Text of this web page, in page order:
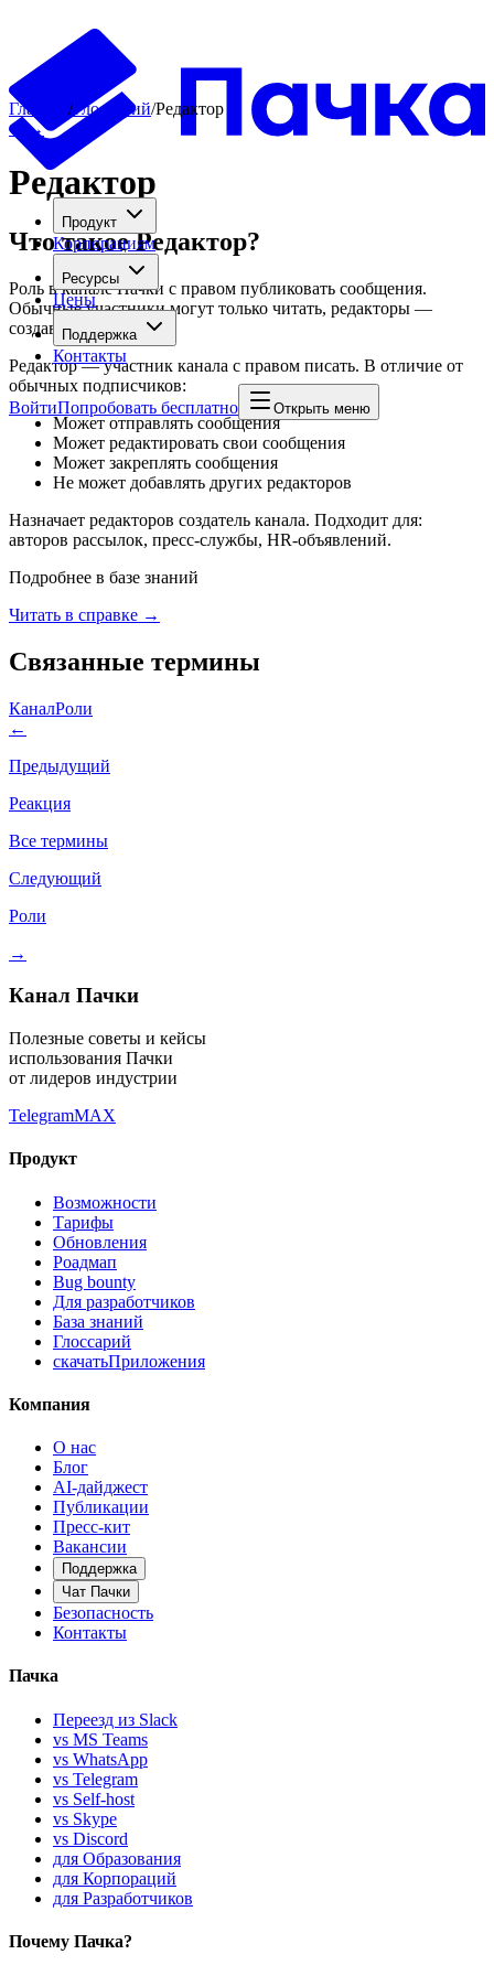
Продукт
Корпорациям
Ресурсы
Цены
Поддержка
Контакты
ВойтиПопробовать бесплатно Открыть меню
Главная /Глоссарий/Редактор
← →
Редактор
Что такоеРедактор?
Роль в канале Пачки с правом публиковать сообщения.
Обычные участники могут только читать, редакторы —
создавать контент
Редактор — участник канала с правом писать. В отличие от
обычных подписчиков:
Может отправлять сообщения
Может редактировать свои сообщения
Может закреплять сообщения
Не может добавлять других редакторов
Назначает редакторов создатель канала. Подходит для:
авторов рассылок, пресс-службы, HR-объявлений.
Подробнее в базе знаний
Читать в справке →
Связанные термины
КаналРоли
←
Предыдущий
Реакция
Все термины
Следующий
Роли
→
Канал Пачки
Полезные советы и кейсы
использования Пачки
от лидеров индустрии
TelegramMAX
Продукт
Возможности
Тарифы
Обновления
Роадмап
Bug bounty
Для разработчиков
База знаний
Глоссарий
скачатьПриложения
Компания
О нас
Блог
AI-дайджест
Публикации
Пресс-кит
Вакансии
Поддержка
Чат Пачки
Безопасность
Контакты
Пачка
Переезд из Slack
vs MS Teams
vs WhatsApp
vs Telegram
vs Self-host
vs Skype
vs Discord
для Образования
для Корпораций
для Разработчиков
Почему Пачка?